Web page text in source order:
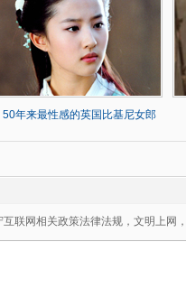
50年来最性感的英国比基尼女郎
互联网相关政策法律法规，文明上网